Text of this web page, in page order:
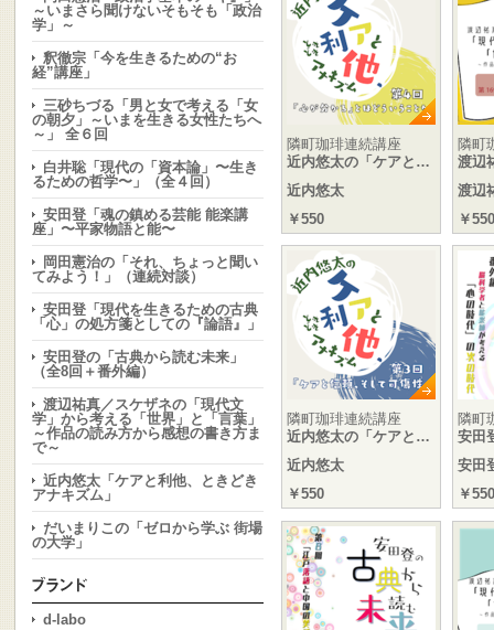
隣町珈琲連続講座
近内悠太の「ケアと…
近内悠太
￥550
隣町
渡辺
渡辺
￥550
隣町珈琲連続講座
近内悠太の「ケアと…
近内悠太
￥550
隣町
安田
安田
￥550
～いまさら聞けないそもそも「政治
学」～
釈徹宗「今を生きるための“お
経”講座」
三砂ちづる「男と女で考える「女
の朝夕」～いまを生きる女性たちへ
～」 全６回
白井聡「現代の「資本論」〜生き
るための哲学〜」（全４回）
安田登「魂の鎮める芸能 能楽講
座」〜平家物語と能〜
岡田憲治の「それ、ちょっと聞い
てみよう！」（連続対談）
安田登「現代を生きるための古典
「心」の処方箋としての『論語』」
安田登の「古典から読む未来」
（全8回＋番外編）
渡辺祐真／スケザネの「現代文
学」から考える「世界」と「言葉」
～作品の読み方から感想の書き方ま
で～
近内悠太「ケアと利他、ときどき
アナキズム」
だいまりこの「ゼロから学ぶ 街場
の大学」
d-labo